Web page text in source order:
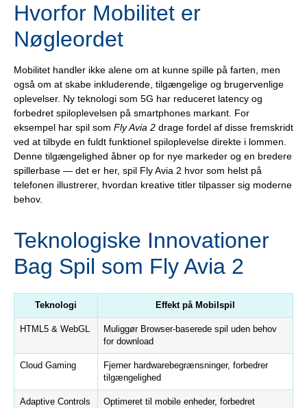
Hvorfor Mobilitet er
Nøgleordet
Mobilitet handler ikke alene om at kunne spille på farten, men
også om at skabe inkluderende, tilgængelige og brugervenlige
oplevelser. Ny teknologi som 5G har reduceret latency og
forbedret spiloplevelsen på smartphones markant. For
eksempel har spil som Fly Avia 2 drage fordel af disse fremskridt
ved at tilbyde en fuldt funktionel spiloplevelse direkte i lommen.
Denne tilgængelighed åbner op for nye markeder og en bredere
spillerbase — det er her, spil Fly Avia 2 hvor som helst på
telefonen illustrerer, hvordan kreative titler tilpasser sig moderne
behov.
Teknologiske Innovationer
Bag Spil som Fly Avia 2
Teknologi Effekt på Mobilspil
HTML5 & WebGL
Muliggør Browser-baserede spil uden behov
for download
Cloud Gaming
Fjerner hardwarebegrænsninger, forbedrer
tilgængelighed
Adaptive Controls
Optimeret til mobile enheder, forbedret